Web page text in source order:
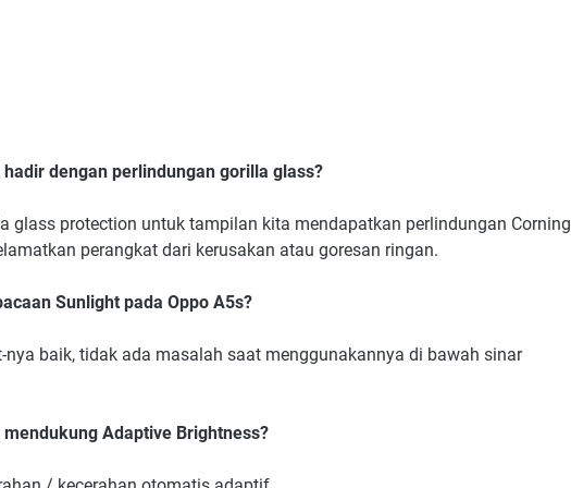
dengan perlindungan gorilla glass?
glass protection untuk tampilan kita mendapatkan perlindungan Corning
perangkat dari kerusakan atau goresan ringan.
Sunlight pada Oppo A5s?
baik, tidak ada masalah saat menggunakannya di bawah sinar
Adaptive Brightness?